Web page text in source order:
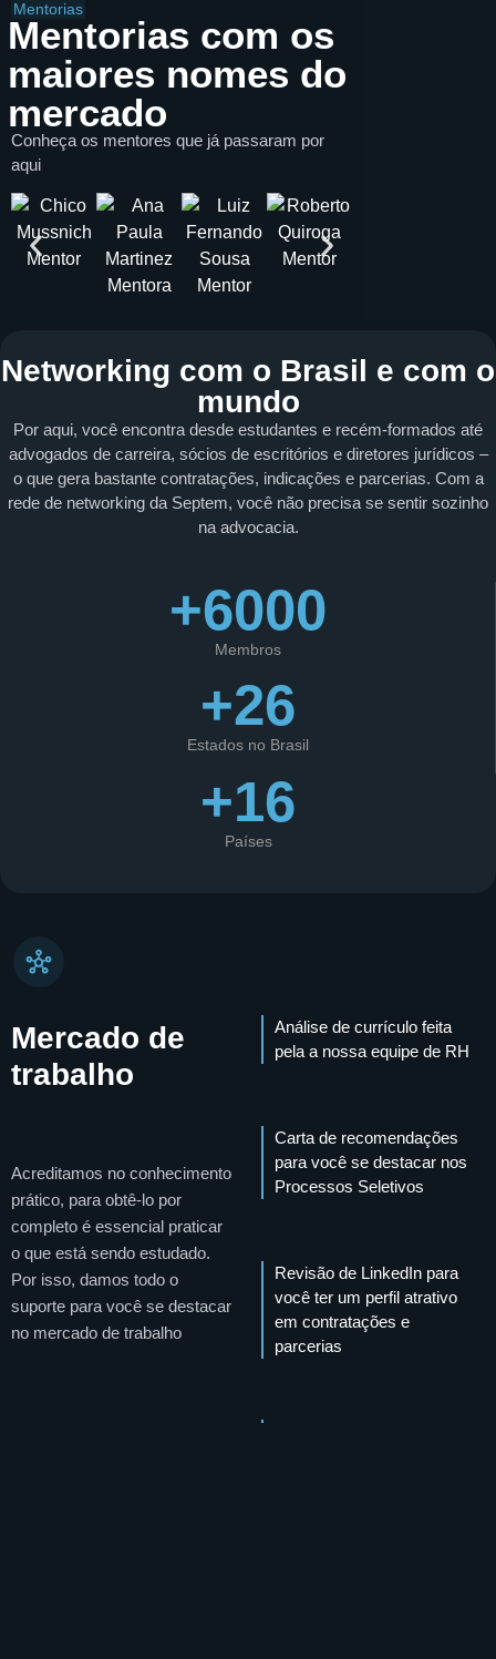
Mentorias
Mentorias com os
maiores nomes do
mercado
Conheça os mentores que já passaram por
aqui
Networking com o Brasil e com o
mundo
Por aqui, você encontra desde estudantes e recém-formados até
advogados de carreira, sócios de escritórios e diretores jurídicos –
o que gera bastante contratações, indicações e parcerias. Com a
rede de networking da Septem, você não precisa se sentir sozinho
na advocacia.
+6000
Membros
+26
Estados no Brasil
+16
Países
Mercado de
trabalho
Acreditamos no conhecimento
prático, para obtê-lo por
completo é essencial praticar
o que está sendo estudado.
Por isso, damos todo o
suporte para você se destacar
no mercado de trabalho
Análise de currículo feita
pela a nossa equipe de RH
Carta de recomendações
para você se destacar nos
Processos Seletivos
Revisão de LinkedIn para
você ter um perfil atrativo
em contratações e
parcerias